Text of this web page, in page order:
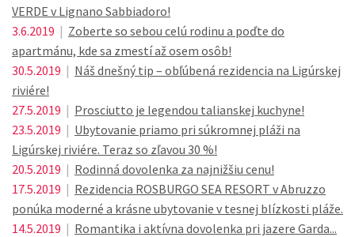
VERDE v Lignano Sabbiadoro!
3.6.2019 | Zoberte so sebou celú rodinu a poďte do
apartmánu, kde sa zmestí až osem osôb!
30.5.2019 | Náš dnešný tip – obľúbená rezidencia na Ligúrskej
riviére!
27.5.2019 | Prosciutto je legendou talianskej kuchyne!
23.5.2019 | Ubytovanie priamo pri súkromnej pláži na
Ligúrskej riviére. Teraz so zľavou 30 %!
20.5.2019 | Rodinná dovolenka za najnižšiu cenu!
17.5.2019 | Rezidencia ROSBURGO SEA RESORT v Abruzzo
ponúka moderné a krásne ubytovanie v tesnej blízkosti pláže.
14.5.2019 | Romantika i aktívna dovolenka pri jazere Garda...